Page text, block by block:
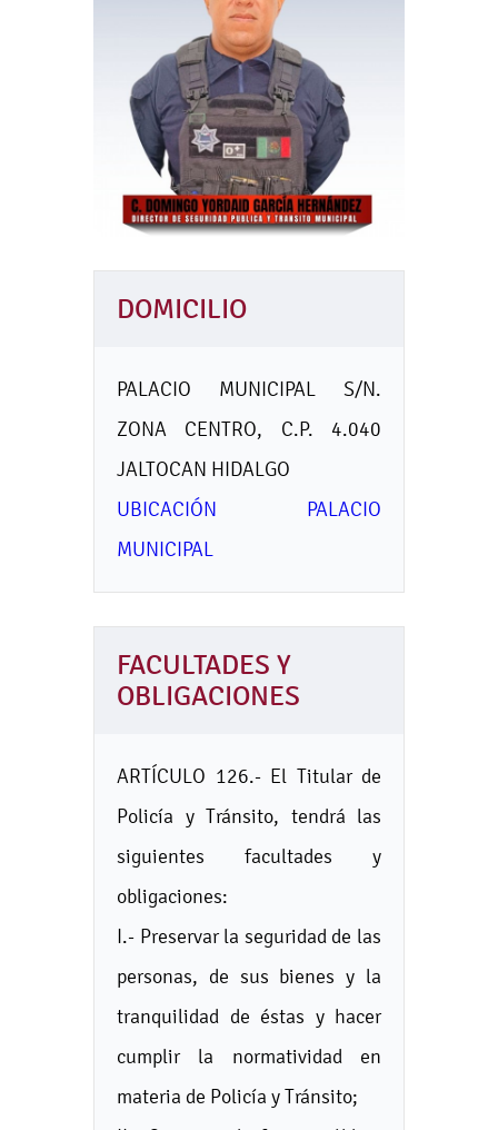
DOMICILIO
PALACIO MUNICIPAL S/N.
ZONA CENTRO, C.P. 4.040
JALTOCAN HIDALGO
UBICACIÓN PALACIO
MUNICIPAL
FACULTADES Y
OBLIGACIONES
ARTÍCULO 126.- El Titular de
Policía y Tránsito, tendrá las
siguientes facultades y
obligaciones:
I.- Preservar la seguridad de las
personas, de sus bienes y la
tranquilidad de éstas y hacer
cumplir la normatividad en
materia de Policía y Tránsito;